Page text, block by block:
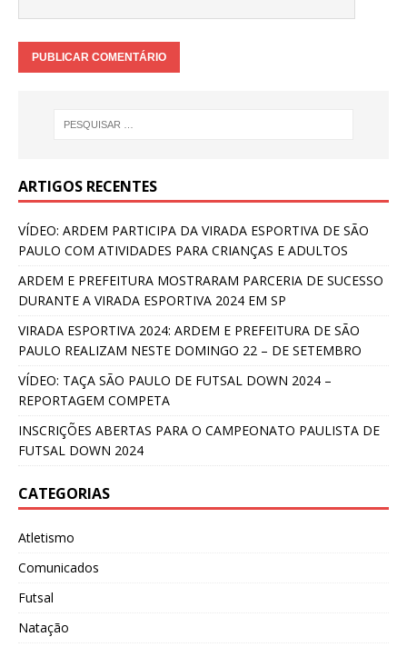
ARTIGOS RECENTES
VÍDEO: ARDEM PARTICIPA DA VIRADA ESPORTIVA DE SÃO
PAULO COM ATIVIDADES PARA CRIANÇAS E ADULTOS
ARDEM E PREFEITURA MOSTRARAM PARCERIA DE SUCESSO
DURANTE A VIRADA ESPORTIVA 2024 EM SP
VIRADA ESPORTIVA 2024: ARDEM E PREFEITURA DE SÃO
PAULO REALIZAM NESTE DOMINGO 22 – DE SETEMBRO
VÍDEO: TAÇA SÃO PAULO DE FUTSAL DOWN 2024 –
REPORTAGEM COMPETA
INSCRIÇÕES ABERTAS PARA O CAMPEONATO PAULISTA DE
FUTSAL DOWN 2024
CATEGORIAS
Atletismo
Comunicados
Futsal
Natação